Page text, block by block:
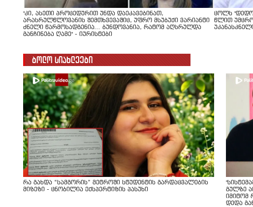
"კი, ასეთი პროცედურით უნდა დაეკავებინათ,
არასრულწლოვანის შემთხვევაშიც, უფრო მსუბუქი ვარიანტი
ძნელი წარმოსადგენია... ბუნდოვანია, რატომ აღსრულდა
განჩინება ღამე" - იურისტები
ცოლს
წლით
ბოლო სიახლეები
რა გახდა “სამგორის” მეტროში სტუდენტის გარდაცვალების
მიზეზი - ცნობილია ექსპერტიზის პასუხი
გულზე
იმიტომ
დედა